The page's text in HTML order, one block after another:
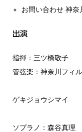
お問い合わせ 神奈
出演
指揮：三ツ橋敬子
管弦楽：神奈川フィ
ゲキジョウシマイ
ソプラノ：森谷真理